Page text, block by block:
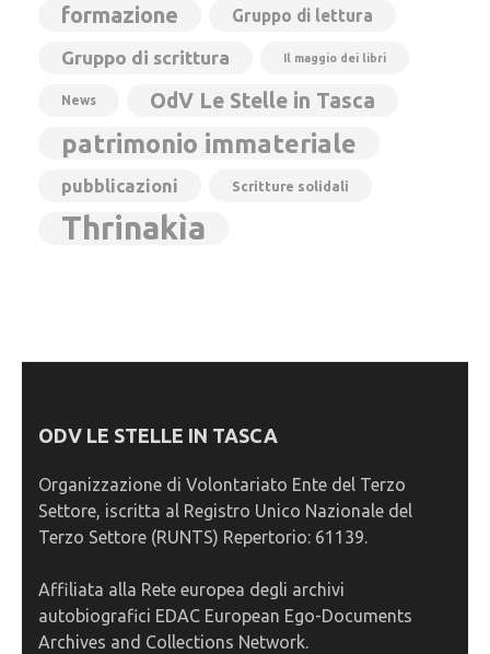
formazione Gruppo di lettura
Gruppo di scrittura Il maggio dei libri
News OdV Le Stelle in Tasca
patrimonio immateriale
pubblicazioni Scritture solidali
Thrinakìa
ODV LE STELLE IN TASCA
Organizzazione di Volontariato Ente del Terzo
Settore, iscritta al Registro Unico Nazionale del
Terzo Settore (RUNTS) Repertorio: 61139.
Affiliata alla Rete europea degli archivi
autobiografici EDAC European Ego-Documents
Archives and Collections Network.